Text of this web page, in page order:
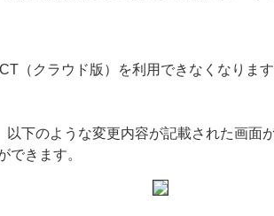
（クラウド版）を利用できなくなりま
下のような変更内容が記載された画面
きます。